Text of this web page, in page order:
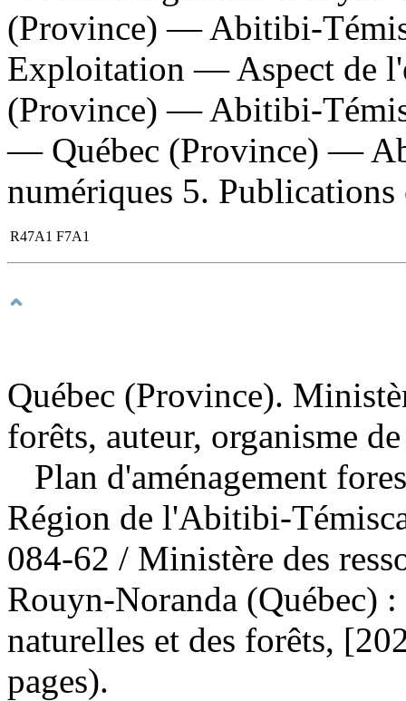
(Province) — Abitibi-
Exploitation — Aspect de
(Province) — Abitibi-
— Québec (Province) —
numériques 5.
R47A1 F7A1
Québec (Province).
forêts, auteur, organisme
Plan d'aménagement
Région de l'Abitibi-
084-62 / Ministère des
Rouyn-Noranda (Québec)
naturelles et des forêts,
pages).